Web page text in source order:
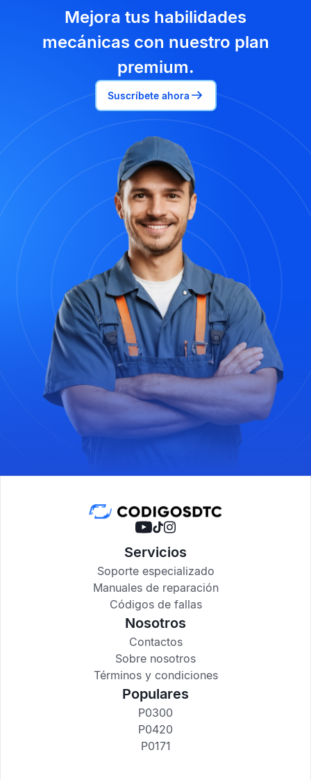
Mejora tus habilidades
mecánicas con nuestro plan
premium.
Suscríbete ahora
Servicios
Soporte especializado
Manuales de reparación
Códigos de fallas
Nosotros
Contactos
Sobre nosotros
Términos y condiciones
Populares
P0300
P0420
P0171